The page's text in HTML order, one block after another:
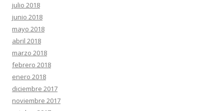
julio 2018
junio 2018
mayo 2018
abril 2018
marzo 2018
febrero 2018
enero 2018
diciembre 2017
noviembre 2017